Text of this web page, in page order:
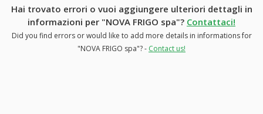
Hai trovato errori o vuoi aggiungere ulteriori dettagli in
informazioni per "NOVA FRIGO spa"? Contattaci!
Did you find errors or would like to add more details in informations for
"NOVA FRIGO spa"? - Contact us!